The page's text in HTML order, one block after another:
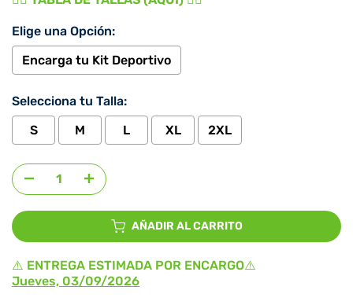
Elige una Opción:
Encarga tu Kit Deportivo
Selecciona tu Talla:
S
M L XL 2XL
Agregar selección
AÑADIR AL CARRITO
⚠️ ENTREGA ESTIMADA POR ENCARGO⚠️
Jueves, 03/09/2026